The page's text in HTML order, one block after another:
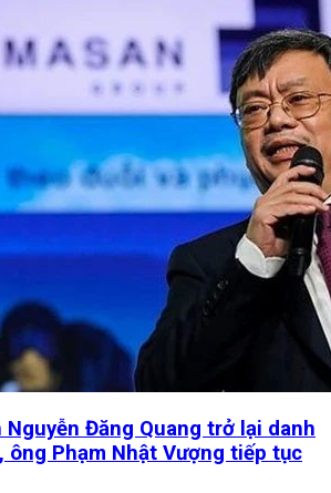
Nguyễn Đăng Quang trở lại danh
ông Phạm Nhật Vượng tiếp tục